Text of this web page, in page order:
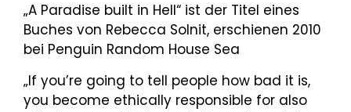
„A Paradise built in Hell“ ist der Titel eines
Buches von Rebecca Solnit, erschienen 2010
bei Penguin Random House Sea
„If you’re going to tell people how bad it is,
you become ethically responsible for also